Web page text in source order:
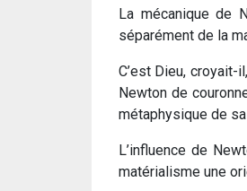
La mécanique de
séparément de la
C’est Dieu,
Newton de
métaphysique de
L’influence de
matérialisme une